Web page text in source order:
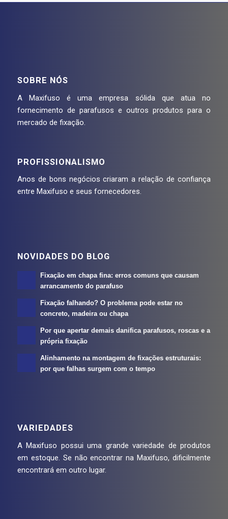
SOBRE NÓS
A Maxifuso é uma empresa sólida que atua no
fornecimento de parafusos e outros produtos para o
mercado de fixação.
PROFISSIONALISMO
Anos de bons negócios criaram a relação de confiança
entre Maxifuso e seus fornecedores.
NOVIDADES DO BLOG
Fixação em chapa fina: erros comuns que causam
arrancamento do parafuso
Fixação falhando? O problema pode estar no
concreto, madeira ou chapa
Por que apertar demais danifica parafusos, roscas e a
própria fixação
Alinhamento na montagem de fixações estruturais:
por que falhas surgem com o tempo
VARIEDADES
A Maxifuso possui uma grande variedade de produtos
em estoque. Se não encontrar na Maxifuso, dificilmente
encontrará em outro lugar.